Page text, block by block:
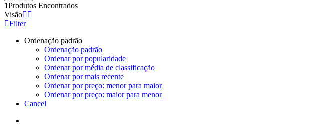
1Produtos Encontrados
Visão
Filter
Ordenação padrão
Ordenação padrão
Ordenar por popularidade
Ordenar por média de classificação
Ordenar por mais recente
Ordenar por preço: menor para maior
Ordenar por preço: maior para menor
Cancel